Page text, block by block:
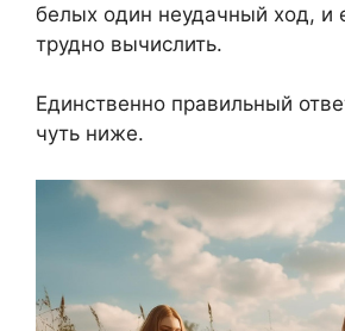
белых один неудачный ход, и
трудно вычислить.
Единственно правильный
чуть ниже.